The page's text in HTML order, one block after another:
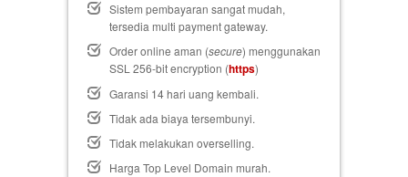
Sistem pembayaran sangat mudah,
tersedia multi payment gateway.
Order online aman (secure) menggunakan
SSL 256-bit encryption (https)
Garansi 14 hari uang kembali.
Tidak ada biaya tersembunyi.
Tidak melakukan overselling.
Harga Top Level Domain murah.